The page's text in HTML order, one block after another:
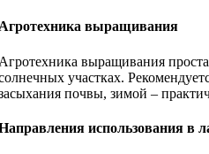
выращивания
выращивания
участках.
почвы, зимой –
использования в